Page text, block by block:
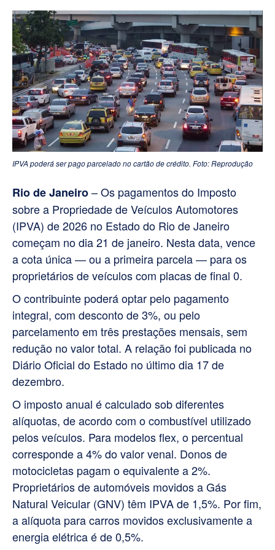
IPVA poderá ser pago parcelado no cartão de crédito. Foto: Reprodução
Rio de Janeiro– Os pagamentos do Imposto
sobre a Propriedade de Veículos Automotores
(IPVA) de 2026 no Estado do Rio de Janeiro
começam no dia 21 de janeiro. Nesta data, vence
a cota única — ou a primeira parcela — para os
proprietários de veículos com placas de final 0.
O contribuinte poderá optar pelo pagamento
integral, com desconto de 3%, ou pelo
parcelamento em três prestações mensais, sem
redução no valor total. A relação foi publicada no
Diário Oficial do Estado no último dia 17 de
dezembro.
O imposto anual é calculado sob diferentes
alíquotas, de acordo com o combustível utilizado
pelos veículos. Para modelos flex, o percentual
corresponde a 4% do valor venal. Donos de
motocicletas pagam o equivalente a 2%.
Proprietários de automóveis movidos a Gás
Natural Veicular (GNV) têm IPVA de 1,5%. Por fim,
a alíquota para carros movidos exclusivamente a
energia elétrica é de 0,5%.